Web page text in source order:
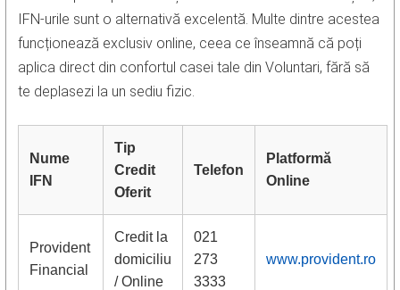
IFN-urile sunt o alternativă excelentă. Multe dintre acestea
funcționează exclusiv online, ceea ce înseamnă că poți
aplica direct din confortul casei tale din Voluntari, fără să
te deplasezi la un sediu fizic.
Nume
IFN
Tip
Credit
Oferit
Telefon
Platformă
Online
Provident
Financial
Credit la
domiciliu
/ Online
021
273
3333
www.provident.ro